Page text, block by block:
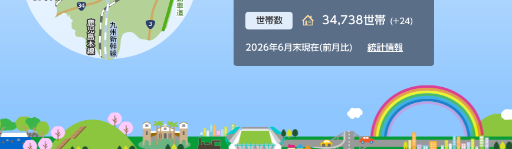
世帯数 34,738世帯 (+24)
2026年6月末現在(前月比) 統計情報